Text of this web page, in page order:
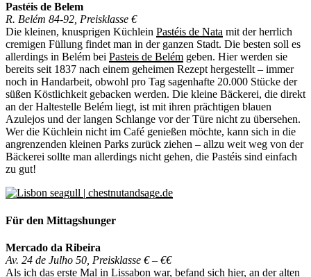
Pastéis de Belem
R. Belém 84-92, Preisklasse €
Die kleinen, knusprigen Küchlein Pastéis de Nata mit der herrlich
cremigen Füllung findet man in der ganzen Stadt. Die besten soll es
allerdings in Belém bei Pasteis de Belém geben. Hier werden sie
bereits seit 1837 nach einem geheimen Rezept hergestellt – immer
noch in Handarbeit, obwohl pro Tag sagenhafte 20.000 Stücke der
süßen Köstlichkeit gebacken werden. Die kleine Bäckerei, die direkt
an der Haltestelle Belém liegt, ist mit ihren prächtigen blauen
Azulejos und der langen Schlange vor der Türe nicht zu übersehen.
Wer die Küchlein nicht im Café genießen möchte, kann sich in die
angrenzenden kleinen Parks zurück ziehen – allzu weit weg von der
Bäckerei sollte man allerdings nicht gehen, die Pastéis sind einfach
zu gut!
Für den Mittagshunger
Mercado da Ribeira
Av. 24 de Julho 50, Preisklasse € – €€
Als ich das erste Mal in Lissabon war, befand sich hier, an der alten